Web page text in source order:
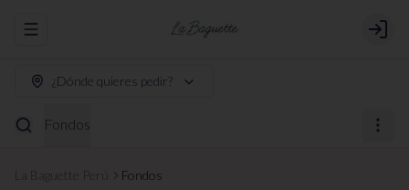
Abrir menu de navegación Login
¿Dónde quieres pedir?
Fondos
La Baguette Perú Fondos